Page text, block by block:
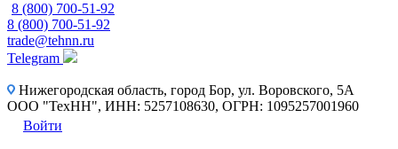
8 (800) 700-51-92
8 (800) 700-51-92
trade@tehnn.ru
Telegram
Нижегородская область, город Бор, ул. Воровского, 5А
ООО "ТехНН", ИНН: 5257108630, ОГРН: 1095257001960
Войти